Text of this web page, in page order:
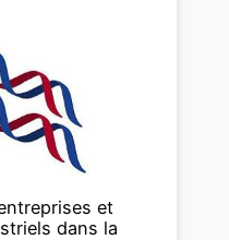
et
dans la